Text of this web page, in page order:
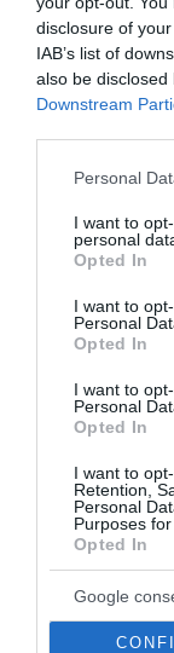
disclosure of
IAB’s list of
also be
Downstream
Please note that
not limited to
grant or deny
use your data
consent section.
Personal
I want to
personal
Opted In
I want to
Personal
Opted In
I want to
Personal
Opted In
I want to
Retention,
Personal
Purposes
Opted In
Google
Tα
Κυριακής 2
Διαβάστε τα
Κυριακής 2
01 Αυγούστου